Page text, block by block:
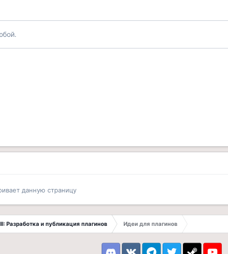
данную страницу
Разработка и публикация плагинов Идеи для плагинов